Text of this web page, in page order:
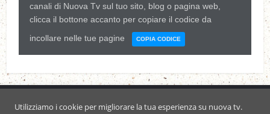
canali di Nuova Tv sul tuo sito, blog o pagina web,
clicca il bottone accanto per copiare il codice da
incollare nelle tue pagine
COPIA CODICE
Utilizziamo i cookie per migliorare la tua esperienza su nuova tv.